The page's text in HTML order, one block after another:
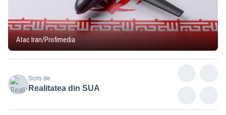
Atac Iran/Profimedia
Scris de
Realitatea din SUA